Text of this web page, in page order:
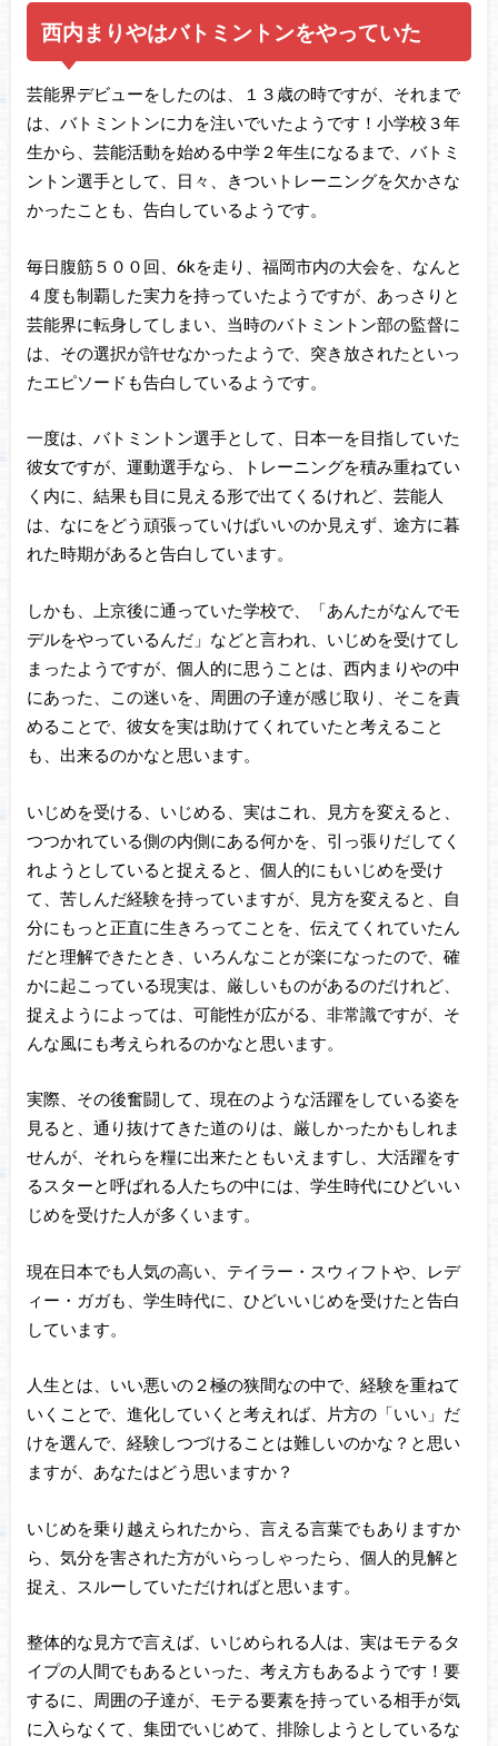
西内まりやはバトミントンをやっていた
芸能界デビューをしたのは、１３歳の時ですが、それまで
は、バトミントンに力を注いでいたようです！小学校３年
生から、芸能活動を始める中学２年生になるまで、バトミ
ントン選手として、日々、きついトレーニングを欠かさな
かったことも、告白しているようです。
毎日腹筋５００回、6kを走り、福岡市内の大会を、なんと
４度も制覇した実力を持っていたようですが、あっさりと
芸能界に転身してしまい、当時のバトミントン部の監督に
は、その選択が許せなかったようで、突き放されたといっ
たエピソードも告白しているようです。
一度は、バトミントン選手として、日本一を目指していた
彼女ですが、運動選手なら、トレーニングを積み重ねてい
く内に、結果も目に見える形で出てくるけれど、芸能人
は、なにをどう頑張っていけばいいのか見えず、途方に暮
れた時期があると告白しています。
しかも、上京後に通っていた学校で、「あんたがなんでモ
デルをやっているんだ」などと言われ、いじめを受けてし
まったようですが、個人的に思うことは、西内まりやの中
にあった、この迷いを、周囲の子達が感じ取り、そこを責
めることで、彼女を実は助けてくれていたと考えること
も、出来るのかなと思います。
いじめを受ける、いじめる、実はこれ、見方を変えると、
つつかれている側の内側にある何かを、引っ張りだしてく
れようとしていると捉えると、個人的にもいじめを受け
て、苦しんだ経験を持っていますが、見方を変えると、自
分にもっと正直に生きろってことを、伝えてくれていたん
だと理解できたとき、いろんなことが楽になったので、確
かに起こっている現実は、厳しいものがあるのだけれど、
捉えようによっては、可能性が広がる、非常識ですが、そ
んな風にも考えられるのかなと思います。
実際、その後奮闘して、現在のような活躍をしている姿を
見ると、通り抜けてきた道のりは、厳しかったかもしれま
せんが、それらを糧に出来たともいえますし、大活躍をす
るスターと呼ばれる人たちの中には、学生時代にひどいい
じめを受けた人が多くいます。
現在日本でも人気の高い、テイラー・スウィフトや、レデ
ィー・ガガも、学生時代に、ひどいいじめを受けたと告白
しています。
人生とは、いい悪いの２極の狭間なの中で、経験を重ねて
いくことで、進化していくと考えれば、片方の「いい」だ
けを選んで、経験しつづけることは難しいのかな？と思い
ますが、あなたはどう思いますか？
いじめを乗り越えられたから、言える言葉でもありますか
ら、気分を害された方がいらっしゃったら、個人的見解と
捉え、スルーしていただければと思います。
整体的な見方で言えば、いじめられる人は、実はモテるタ
イプの人間でもあるといった、考え方もあるようです！要
するに、周囲の子達が、モテる要素を持っている相手が気
に入らなくて、集団でいじめて、排除しようとしているな